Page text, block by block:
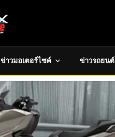
ข่าวมอเตอร์ไซค์ ข่าวรถยนต์